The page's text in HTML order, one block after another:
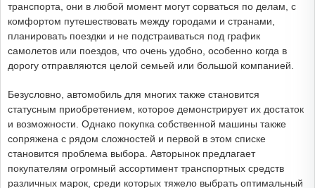
транспорта, они в любой момент могут сорваться по делам, с
комфортом путешествовать между городами и странами,
планировать поездки и не подстраиваться под график
самолетов или поездов, что очень удобно, особенно когда в
дорогу отправляются целой семьей или большой компанией.
Безусловно, автомобиль для многих также становится
статусным приобретением, которое демонстрирует их достаток
и возможности. Однако покупка собственной машины также
сопряжена с рядом сложностей и первой в этом списке
становится проблема выбора. Авторынок предлагает
покупателям огромный ассортимент транспортных средств
различных марок, среди которых тяжело выбрать оптимальный